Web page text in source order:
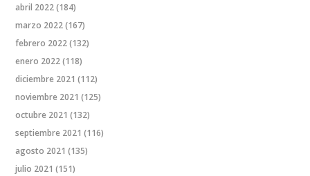
abril 2022(184)
marzo 2022(167)
febrero 2022(132)
enero 2022(118)
diciembre 2021 (112)
noviembre 2021 (125)
octubre 2021 (132)
septiembre 2021 (116)
agosto 2021 (135)
julio 2021 (151)